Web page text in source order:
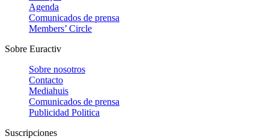
Agenda
Comunicados de prensa
Members’ Circle
Sobre Euractiv
Sobre nosotros
Contacto
Mediahuis
Comunicados de prensa
Publicidad Politica
Suscripciones